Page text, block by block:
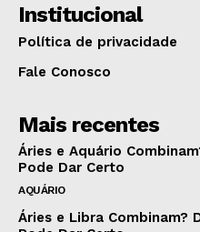
Institucional
Política de privacidade
Fale Conosco
Mais recentes
Áries e Aquário
Pode Dar Certo
AQUÁRIO
Áries e Libra Combinam?